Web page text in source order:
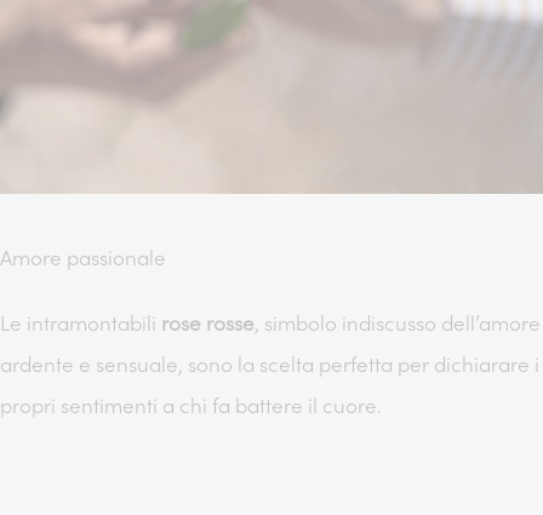
Amore passionale
Le intramontabili rose rosse, simbolo indiscusso dell’amore
ardente e sensuale, sono la scelta perfetta per dichiarare i
propri sentimenti a chi fa battere il cuore.